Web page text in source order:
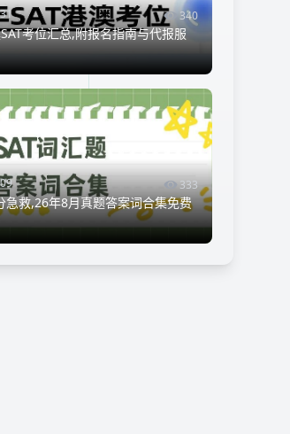
340
考位汇总,附报名指南与代报服
333
急救,26年8月真题答案词合集免费